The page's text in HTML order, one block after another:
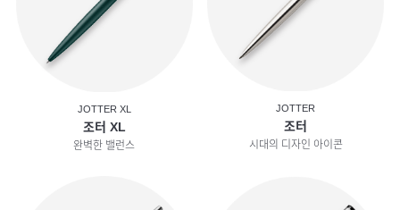
JOTTER XL
조터 XL
완벽한 밸런스
JOTTER
조터
시대의 디자인 아이콘